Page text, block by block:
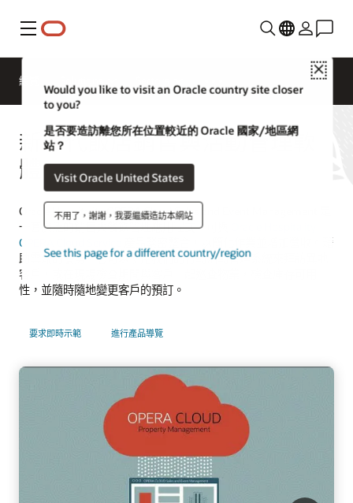
功能表
Close
Would you like to visit an Oracle country site closer
to you?
是否要造訪離您所在位置較近的 Oracle 國家/地區網
站？
Visit Oracle United States
不用了，謝謝，我要繼續造訪本網站
See this page for a different country/region
總覽 聯絡餐旅業專家
新一代飯店銷售與活動管理軟
體
Oracle Hospitality OPERA Cloud Sales and Event Management 是
一套廣泛的銷售與餐飲管理應用程式，可與
OPERA Cloud Service
產品緊密整合，以簡化作業並增加營收。藉
助雲端的優勢，您可以使用我們的行動活動管理系統來拜訪異地
客戶，​​或在現場檢查期間與客戶一起巡查物業，檢查庫存可用
性，並隨時隨地變更客戶的預訂。
要求即時示範 進行產品導覽